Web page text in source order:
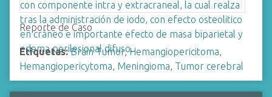
Reporte de Caso
Etiquetas: Brain Tumor,Hemangiopericitoma,
Hemangiopericytoma, Meningioma, Tumor cerebral